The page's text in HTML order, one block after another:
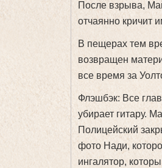
После взрыва,
отчаянно кричит
В пещерах тем
возвращен
все время за
Флэшбэк: Все
убирает гитару.
Полицейский
фото Нади,
ингалятор,